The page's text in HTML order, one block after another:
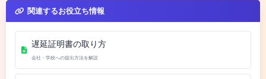
関連するお役立ち情報
遅延証明書の取り方
会社・学校への提出方法を解説